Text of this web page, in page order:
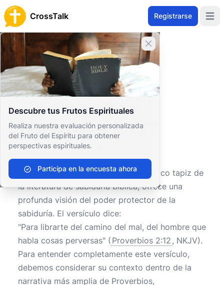
CrossTalk Registrarse
Cerrar banner
Descubre tus Frutos Espirituales
Realiza nuestra evaluación personalizada
del Fruto del Espíritu para obtener
perspectivas espirituales.
Participa en la encuesta ahora
Inicio
Archivo de Preguntas
Antiguo Testamento
Sabiduría y Poesía
¿Qué significa Proverbios 2:12?
¿Qué significa
Proverbios 2:12?
0 0 581
Proverbios 2:12 , situado dentro del rico tapiz de
la literatura de sabiduría bíblica, ofrece una
profunda visión del poder protector de la
sabiduría. El versículo dice:
"Para librarte del camino del mal, del hombre que
habla cosas perversas" ( Proverbios 2:12 , NKJV).
Para entender completamente este versículo,
debemos considerar su contexto dentro de la
narrativa más amplia de Proverbios,